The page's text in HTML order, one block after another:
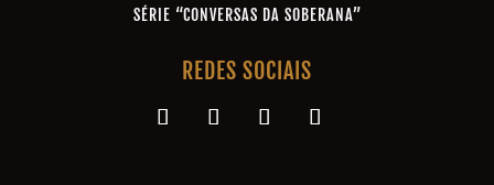
SÉRIE “CONVERSAS DA SOBERANA”
REDES SOCIAIS